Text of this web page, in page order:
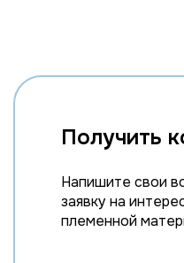
Получить
Напишите свои
заявку на
племенной